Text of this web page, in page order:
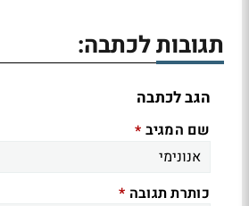
תגובות לכתבה:
הגב לכתבה
שם המגיב *
כותרת תגובה *